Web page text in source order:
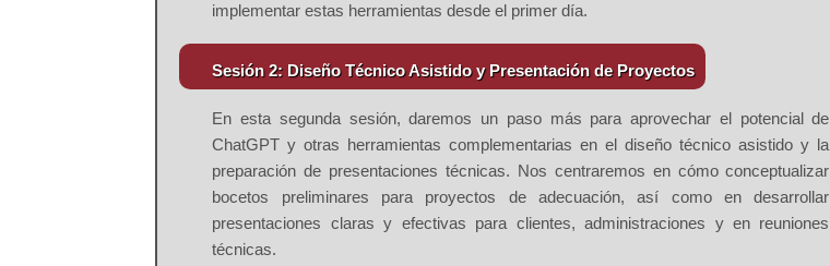
implementar estas herramientas desde el primer día.
Sesión 2: Diseño Técnico Asistido y Presentación de Proyectos
En esta segunda sesión, daremos un paso más para aprovechar el potencial de
ChatGPT y otras herramientas complementarias en eldiseño técnico asistido y la
preparación de presentaciones técnicas. Nos centraremos en cómo conceptualizar
bocetos preliminares para proyectos de adecuación, así como en desarrollar
presentaciones claras y efectivas para clientes, administraciones y en reuniones
técnicas.